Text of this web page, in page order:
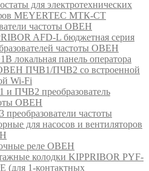
для электротехнических
MEYERTEC МТК-СТ
частоты ОВЕН
AFD-L бюджетная серия
частоты ОВЕН
локальная панель оператора
ПЧВ1/ПЧВ2 со встроенной
Wi-Fi
и ПЧВ2 преобразователь
ОВЕН
частоты
для насосов и вентиляторов
реле ОВЕН
колодки KIPPRIBOR PYF-
(для 1-контактных